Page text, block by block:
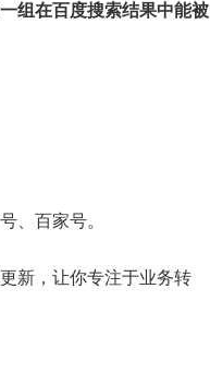
组在百度搜索结果中能被
、百家号。
新，让你专注于业务转